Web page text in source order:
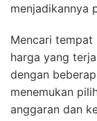
menjadikannya
Mencari tempat
harga yang
dengan
menemukan
anggaran dan